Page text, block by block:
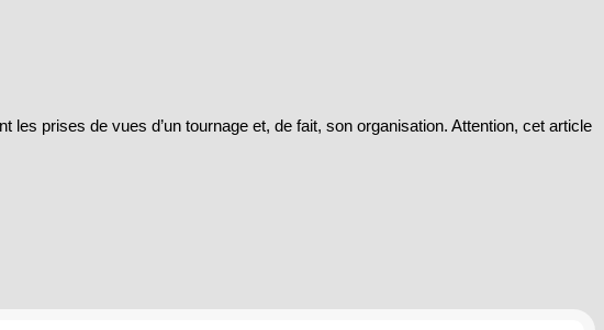
les prises de vues d’un tournage et, de fait, son organisation. Attention, cet article